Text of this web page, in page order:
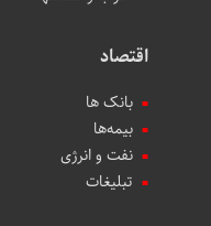
اقتصاد
بانک ها
بیمه‌ها
نفت و انرژی
تبلیغات